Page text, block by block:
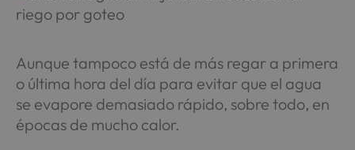
Aunque tampoco está de más regar a primera
o última hora del día para evitar que el agua
se evapore demasiado rápido, sobre todo, en
épocas de mucho calor.